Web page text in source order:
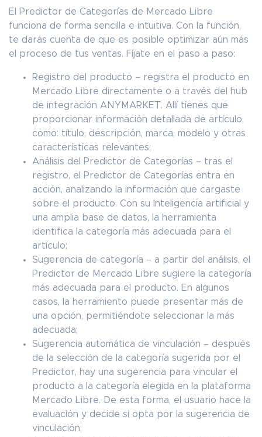
El Predictor de Categorías de Mercado Libre
funciona de forma sencilla e intuitiva. Con la función,
te darás cuenta de que es posible optimizar aún más
el proceso de tus ventas. Fíjate en el paso a paso:
Registro del producto – registra el producto en
Mercado Libre directamente o a través del hub
de integración ANYMARKET. Allí tienes que
proporcionar información detallada de artículo,
como: título, descripción, marca, modelo y otras
características relevantes;
Análisis del Predictor de Categorías – tras el
registro, el Predictor de Categorías entra en
acción, analizando la información que cargaste
sobre el producto. Con su Inteligencia artificial y
una amplia base de datos, la herramienta
identifica la categoría más adecuada para el
artículo;
Sugerencia de categoría – a partir del análisis, el
Predictor de Mercado Libre sugiere la categoría
más adecuada para el producto. En algunos
casos, la herramiento puede presentar más de
una opción, permitiéndote seleccionar la más
adecuada;
Sugerencia automática de vinculación – después
de la selección de la categoría sugerida por el
Predictor, hay una sugerencia para vincular el
producto a la categoría elegida en la plataforma
Mercado Libre. De esta forma, el usuario hace la
evaluación y decide si opta por la sugerencia de
vinculación;